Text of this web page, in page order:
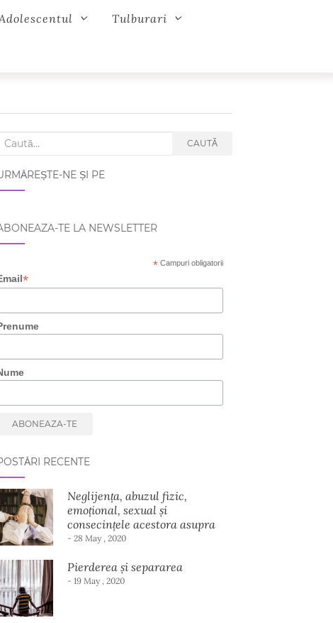
Adolescentul Tulburari
Search for: CAUTĂ
NE ȘI PE
TE LA NEWSLETTER
*Campuri obligatorii
*
RECENTE
Neglijența, abuzul fizic,
emoțional, sexual și
consecințele acestora asupra
dezvoltării copilului
- 28 May , 2020
Pierderea și separarea
- 19 May , 2020